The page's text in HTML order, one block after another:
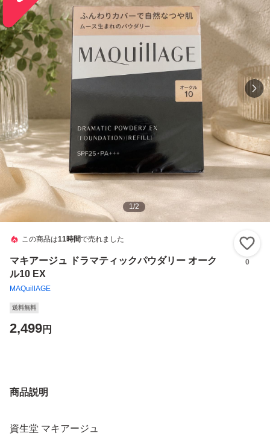
1/2
この商品は11時間で売れました
マキアージュ ドラマティックパウダリー オーク
ル10 EX
MAQuillAGE
0
送料無料
2,499円
商品説明
資生堂 マキアージュ